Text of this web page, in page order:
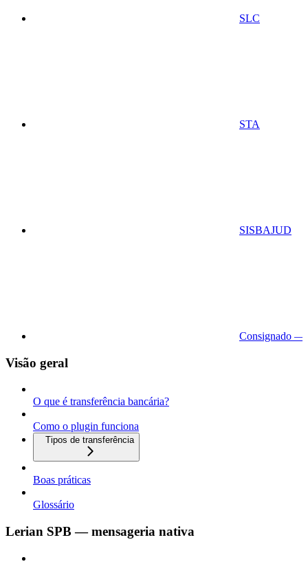
SLC
STA
SISBAJUD
Consignado —
Visão geral
O que é transferência bancária?
Como o plugin funciona
Tipos de transferência
Boas práticas
Glossário
Lerian SPB — mensageria nativa